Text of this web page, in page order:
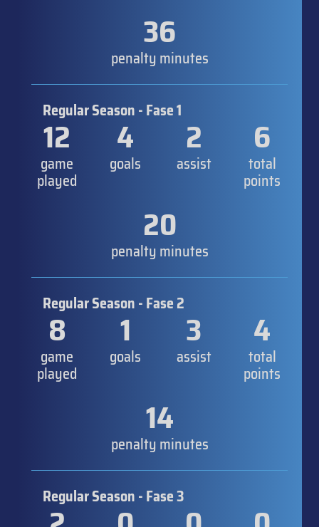
36
penalty minutes
Regular Season - Fase 1
12
game
played
4
goals
2
assist
6
total
points
20
penalty minutes
Regular Season - Fase 2
8
game
played
1
goals
3
assist
4
total
points
14
penalty minutes
Regular Season - Fase 3